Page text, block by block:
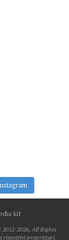
kit
2012-2026, All Rights
rispettivi proprietari.